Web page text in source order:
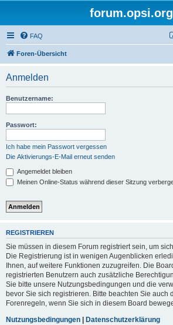
forum.opsi.org
FAQ
Foren-Übersicht
Anmelden
Benutzername:
Passwort:
Ich habe mein Passwort vergessen
Die Aktivierungs-E-Mail erneut senden
Angemeldet bleiben
Meinen Online-Status während dieser Sitzung
REGISTRIEREN
Sie müssen in diesem Forum registriert sein, um
Die Registrierung ist in wenigen Augenblicken
Ihnen, auf weitere Funktionen zuzugreifen. Die
registrierten Benutzern auch zusätzliche
Sie bitte unsere Nutzungsbedingungen und die
bevor Sie sich registrieren. Bitte beachten Sie auch
Forenregeln, wenn Sie sich in diesem Board
Nutzungsbedingungen | Datenschutzerklärung